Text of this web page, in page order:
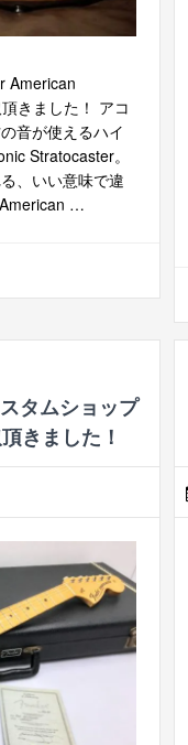
American
きました！ アコ
音が使えるハイ
Stratocaster。
、いい意味で違
…
タムショップ
きました！